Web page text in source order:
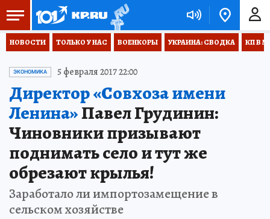
НОВОСТИ ТОЛЬКО У НАС ВОЕНКОРЫ УКРАИНА: СВОДКА КП В
ЭКОНОМИКА 5 февраля 2017 22:00
Директор «Совхоза имени
Ленина»Павел Грудинин:
Чиновники призывают
поднимать село и тут же
обрезают крылья!
Заработало ли импортозамещение в
сельском хозяйстве